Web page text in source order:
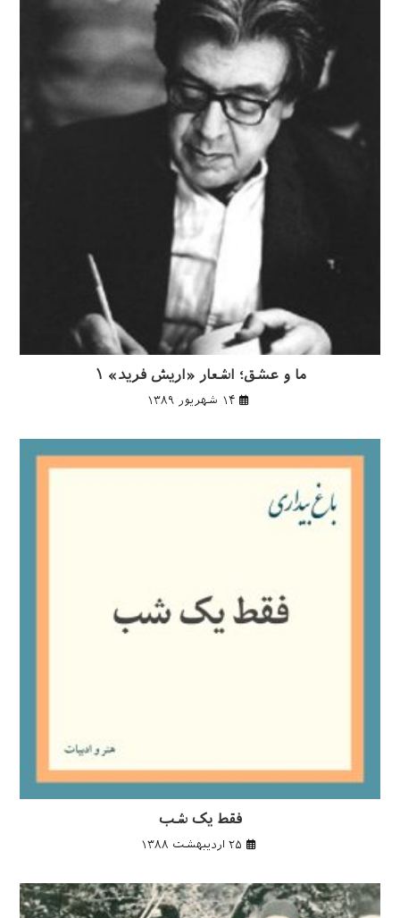
ما و عشق؛ اشعار «اریش فرید» ۱
۱۴ شهریور ۱۳۸۹
فقط یک شب
۲۵ اردیبهشت ۱۳۸۸